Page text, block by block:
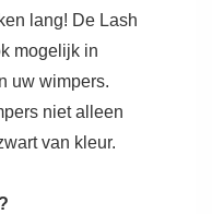
lang! De Lash
mogelijk in
uw wimpers.
niet alleen
van kleur.